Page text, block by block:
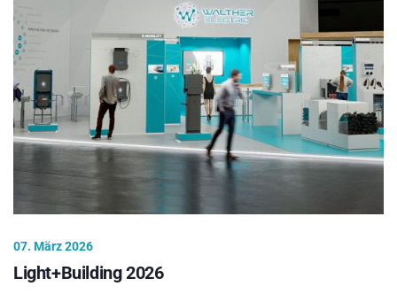
07. März 2026
Light+Building 2026